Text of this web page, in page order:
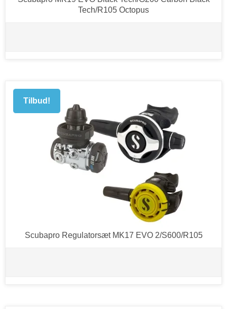
Tech/R105 Octopus
Tilbud!
Scubapro Regulatorsæt MK17 EVO 2/S600/R105